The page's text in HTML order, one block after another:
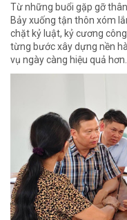
Từ những buổi gặp gỡ
Bảy xuống tận thôn xóm
chặt kỷ luật, kỷ cương
từng bước xây dựng nền
vụ ngày càng hiệu quả hơn.